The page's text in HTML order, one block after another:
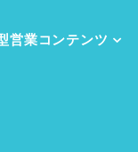
営業コンテンツ